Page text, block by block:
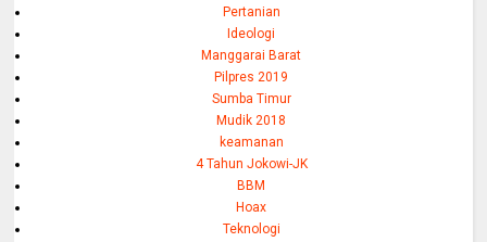
Pertanian
Ideologi
Manggarai Barat
Pilpres 2019
Sumba Timur
Mudik 2018
keamanan
4 Tahun Jokowi-JK
BBM
Hoax
Teknologi